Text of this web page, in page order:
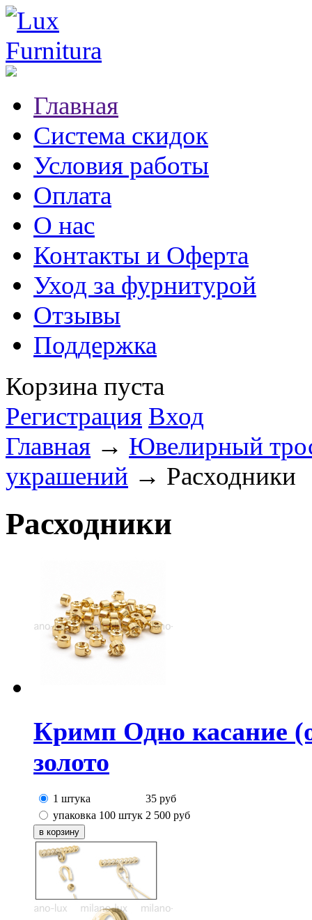
Главная
Система скидок
Условия работы
Оплата
О нас
Контакты и Оферта
Уход за фурнитурой
Отзывы
Поддержка
Корзина пуста
Регистрация Вход
Главная → Ювелирный
украшений → Расходники
Расходники
Кримп Одно касание
золото
1 штука 35 руб
упаковка 100 штук 2 500 руб